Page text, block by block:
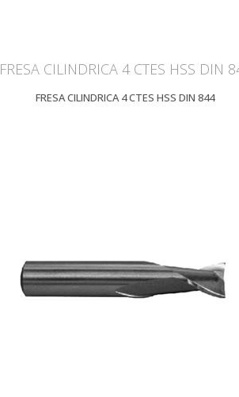
FRESA CILINDRICA 4 CTES HSS DIN
FRESA CILINDRICA 4 CTES HSS DIN 844
ZOOM VIEW